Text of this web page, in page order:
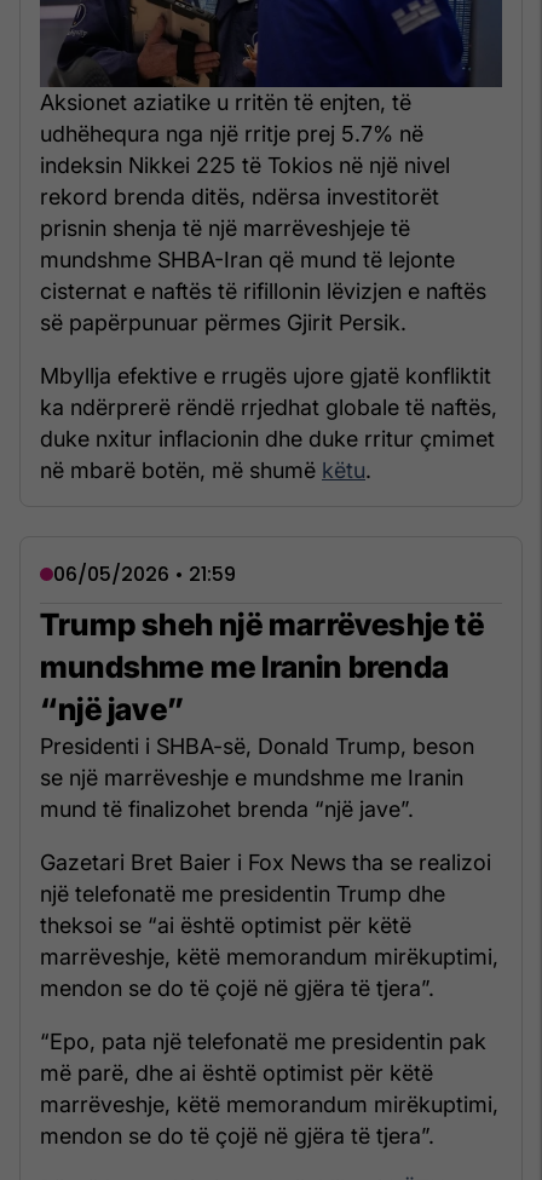
Aksionet aziatike u rritën të enjten, të
udhëhequra nga një rritje prej 5.7% në
indeksin Nikkei 225 të Tokios në një nivel
rekord brenda ditës, ndërsa investitorët
prisnin shenja të një marrëveshjeje të
mundshme SHBA-Iran që mund të lejonte
cisternat e naftës të rifillonin lëvizjen e naftës
së papërpunuar përmes Gjirit Persik.
Mbyllja efektive e rrugës ujore gjatë konfliktit
ka ndërprerë rëndë rrjedhat globale të naftës,
duke nxitur inflacionin dhe duke rritur çmimet
në mbarë botën, më shumë këtu.
06/05/2026 • 21:59
Trump sheh një marrëveshje të
mundshme me Iranin brenda
“një jave”
Presidenti i SHBA-së, Donald Trump, beson
se një marrëveshje e mundshme me Iranin
mund të finalizohet brenda “një jave”.
Gazetari Bret Baier i Fox News tha se realizoi
një telefonatë me presidentin Trump dhe
theksoi se “ai është optimist për këtë
marrëveshje, këtë memorandum mirëkuptimi,
mendon se do të çojë në gjëra të tjera”.
“Epo, pata një telefonatë me presidentin pak
më parë, dhe ai është optimist për këtë
marrëveshje, këtë memorandum mirëkuptimi,
mendon se do të çojë në gjëra të tjera”.